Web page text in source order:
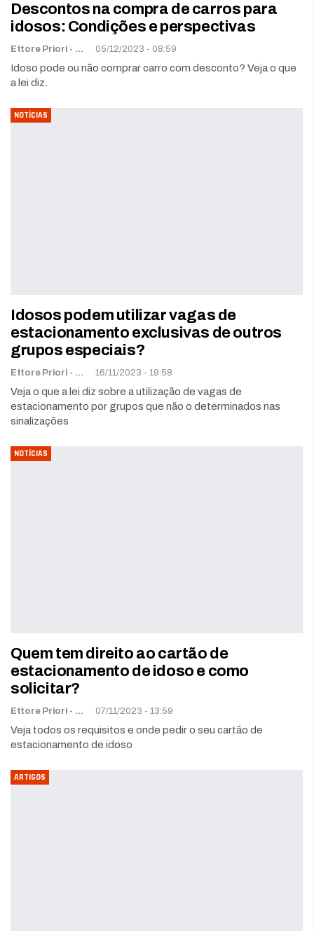
Descontos na compra de carros para
idosos: Condições e perspectivas
Ettore Priori -
Ettorewriter@gmail.com
05/12/2023 - 08:59
Idoso pode ou não comprar carro com desconto? Veja o que
a lei diz.
NOTÍCIAS
Idosos podem utilizar vagas de
estacionamento exclusivas de outros
grupos especiais?
Ettore Priori -
Ettorewriter@gmail.com
16/11/2023 - 19:58
Veja o que a lei diz sobre a utilização de vagas de
estacionamento por grupos que não o determinados nas
sinalizações
NOTÍCIAS
Quem tem direito ao cartão de
estacionamento de idoso e como
solicitar?
Ettore Priori -
Ettorewriter@gmail.com
07/11/2023 - 13:59
Veja todos os requisitos e onde pedir o seu cartão de
estacionamento de idoso
ARTIGOS